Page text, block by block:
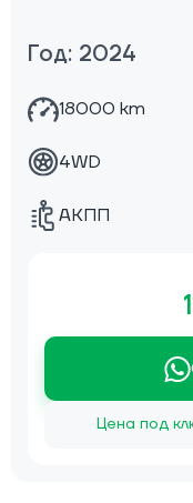
Год: 2024
18000 km
4WD
АКПП
Цена под